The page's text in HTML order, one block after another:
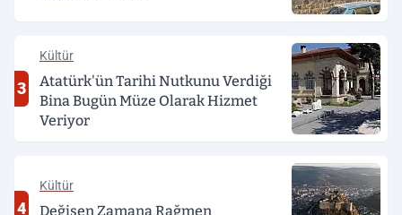
3
Kültür
Atatürk'ün Tarihi Nutkunu Verdiği
Bina Bugün Müze Olarak Hizmet
Veriyor
4
Kültür
Değişen Zamana Rağmen